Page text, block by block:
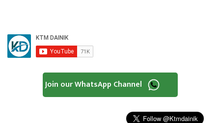
Join our WhatsApp Channel